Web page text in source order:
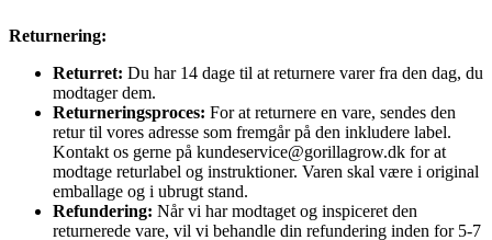
Returnering:
Returret: Du har 14 dage til at returnere varer fra den dag, du
modtager dem.
Returneringsproces: For at returnere en vare, sendes den
retur til vores adresse som fremgår på den inkludere label.
Kontakt os gerne på kundeservice@gorillagrow.dk for at
modtage returlabel og instruktioner. Varen skal være i original
emballage og i ubrugt stand.
Refundering: Når vi har modtaget og inspiceret den
returnerede vare, vil vi behandle din refundering inden for 5-7